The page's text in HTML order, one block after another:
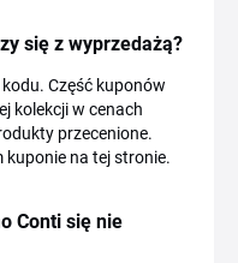
się z wyprzedażą?
Część kuponów
kolekcji w cenach
przecenione.
kuponie na tej stronie.
Conti się nie